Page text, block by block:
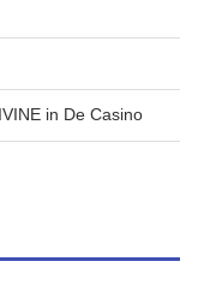
in De Casino